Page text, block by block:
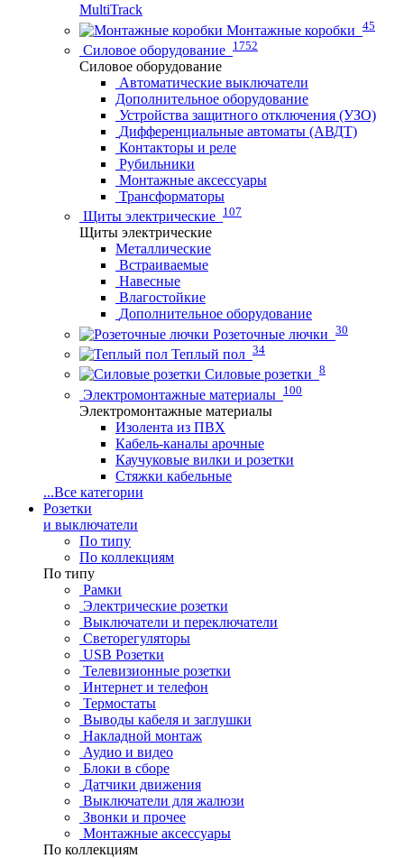
MultiTrack
Монтажные коробки 45
Силовое оборудование 1752
Силовое оборудование
Автоматические выключатели
Дополнительное оборудование
Устройства защитного отключения (УЗО)
Дифференциальные автоматы (АВДТ)
Контакторы и реле
Рубильники
Монтажные аксессуары
Трансформаторы
Щиты электрические 107
Щиты электрические
Металлические
Встраиваемые
Навесные
Влагостойкие
Дополнительное оборудование
Розеточные лючки 30
Теплый пол 34
Силовые розетки 8
Электромонтажные материалы 100
Электромонтажные материалы
Изолента из ПВХ
Кабель-каналы арочные
Каучуковые вилки и розетки
Стяжки кабельные
...Все категории
Розетки
и выключатели
По типу
По коллекциям
По типу
Рамки
Электрические розетки
Выключатели и переключатели
Светорегуляторы
USB Розетки
Телевизионные розетки
Интернет и телефон
Термостаты
Выводы кабеля и заглушки
Накладной монтаж
Аудио и видео
Блоки в сборе
Датчики движения
Выключатели для жалюзи
Звонки и прочее
Монтажные аксессуары
По коллекциям